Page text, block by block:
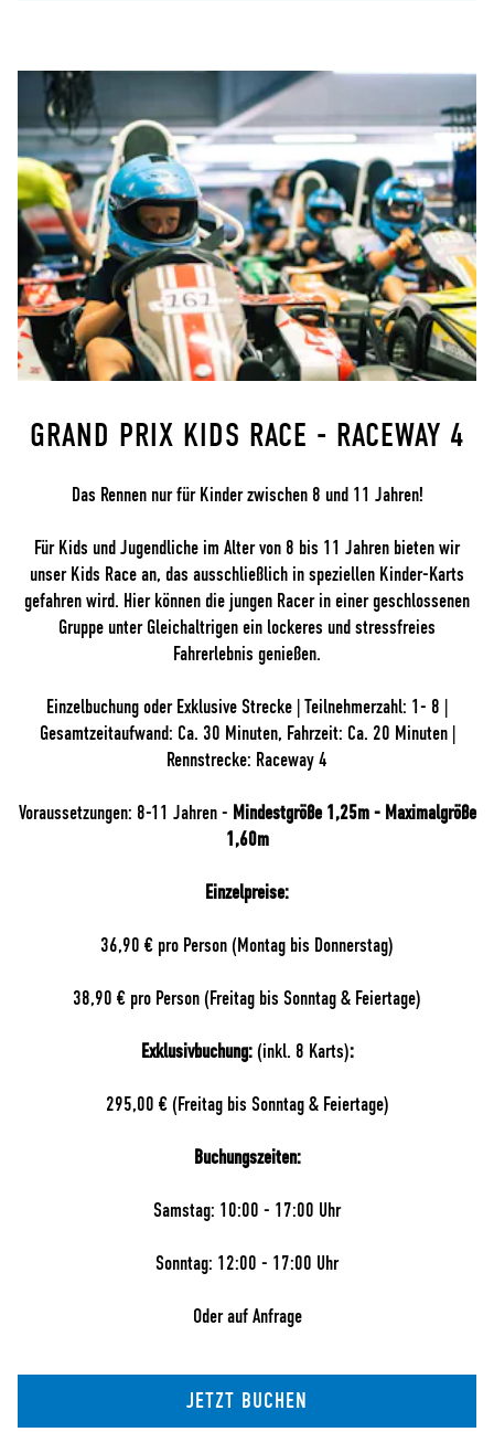
GRAND PRIX KIDS RACE - RACEWAY 4
Das Rennen nur für Kinder zwischen 8 und 11 Jahren!
Für Kids und Jugendliche im Alter von 8 bis 11 Jahren bieten wir
unser Kids Race an, das ausschließlich in speziellen Kinder-Karts
gefahren wird. Hier können die jungen Racer in einer geschlossenen
Gruppe unter Gleichaltrigen ein lockeres und stressfreies
Fahrerlebnis genießen.
Einzelbuchung oder Exklusive Strecke | Teilnehmerzahl: 1- 8 |
Gesamtzeitaufwand: Ca. 30 Minuten, Fahrzeit: Ca. 20 Minuten |
Rennstrecke: Raceway 4
Voraussetzungen: 8-11 Jahren - Mindestgröße 1,25m - Maximalgröße
1,60m
Einzelpreise:
36,90 € pro Person (Montag bis Donnerstag)
38,90 € pro Person (Freitag bis Sonntag & Feiertage)
Exklusivbuchung: (inkl. 8 Karts):
295,00 € (Freitag bis Sonntag & Feiertage)
Buchungszeiten:
Samstag: 10:00 - 17:00 Uhr
Sonntag: 12:00 - 17:00 Uhr
Oder auf Anfrage
JETZT BUCHEN